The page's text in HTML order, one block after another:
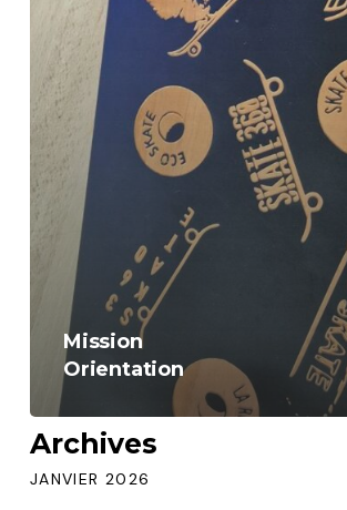
Mission
Orientation
Archives
JANVIER 2026